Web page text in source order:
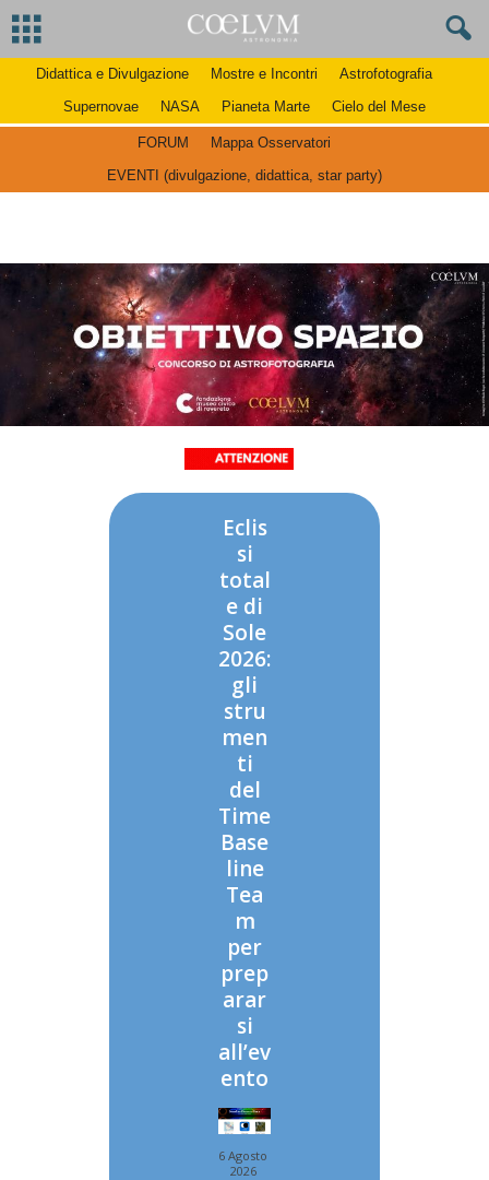
Didattica e Divulgazione Mostre e Incontri
Astrofotografia
Supernovae
NASA Pianeta Marte Cielo del Mese
FORUM
Mappa Osservatori
EVENTI (divulgazione, didattica, star party)
Eclis
si
total
e di
Sole
2026:
gli
stru
men
ti
del
Time
Base
line
Tea
m
per
prep
arar
si
all’ev
ento
6 Agosto
2026